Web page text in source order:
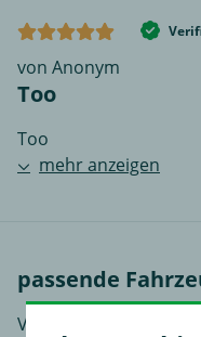
von Anonym
Too
Too
mehr anzeigen
passende
VW ist die